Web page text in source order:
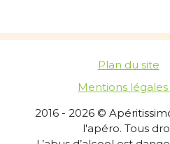
Plan du site
Mentions
2016 - 2026 ©
l'apéro. Tous